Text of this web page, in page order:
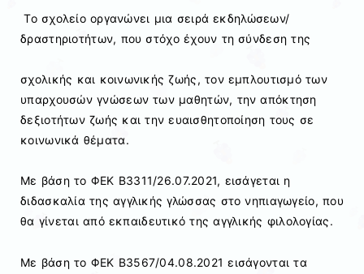
Το σχολείο οργανώνει μια σειρά εκδηλώσεων/
δραστηριοτήτων, που στόχο έχουν τη σύνδεση της
σχολικής και κοινωνικής ζωής, τον εμπλουτισμό των
υπαρχουσών γνώσεων των μαθητών, την απόκτηση
δεξιοτήτων ζωής και την ευαισθητοποίηση τους σε
κοινωνικά θέματα.
Με βάση το ΦΕΚ Β3311/26.07.2021, εισάγεται η
διδασκαλία της αγγλικής γλώσσας στο νηπιαγωγείο, που
θα γίνεται από εκπαιδευτικό της αγγλικής φιλολογίας.
Με βάση το ΦΕΚ Β3567/04.08.2021 εισάγονται τα